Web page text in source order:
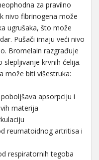
za pravilno
nivo fibrinogena može
ugrušaka, što može
Pušači imaju veći nivo
Bromelain razgrađuje
krvnih ćelija.
može biti višestruka:
apsorpciju i
materija
reumatoidnog artritisa i
respiratornih tegoba